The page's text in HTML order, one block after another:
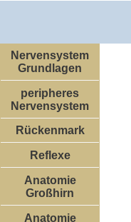
Nervensystem
Grundlagen
peripheres
Nervensystem
Rückenmark
Reflexe
Anatomie
Großhirn
Anatomie